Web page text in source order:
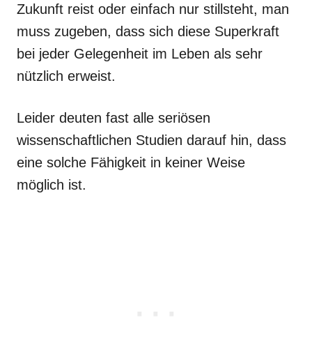
Zukunft reist oder einfach nur stillsteht, man
muss zugeben, dass sich diese Superkraft
bei jeder Gelegenheit im Leben als sehr
nützlich erweist.
Leider deuten fast alle seriösen
wissenschaftlichen Studien darauf hin, dass
eine solche Fähigkeit in keiner Weise
möglich ist.